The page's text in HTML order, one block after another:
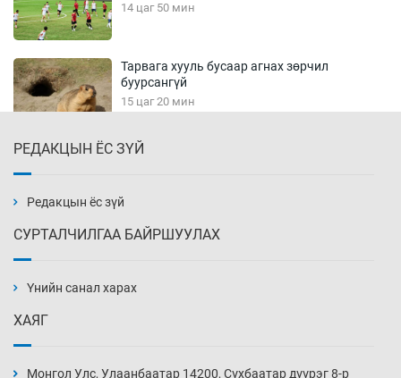
14 цаг 50 мин
Тарвага хууль бусаар агнах зөрчил
буурсангүй
15 цаг 20 мин
15 цаг 50 мин
16 цаг 20 мин
РЕДАКЦЫН ЁС ЗҮЙ
Редакцын ёс зүй
СУРТАЛЧИЛГАА БАЙРШУУЛАХ
Үнийн санал харах
ХАЯГ
Монгол Улс, Улаанбаатар 14200, Сүхбаатар дүүрэг 8-р